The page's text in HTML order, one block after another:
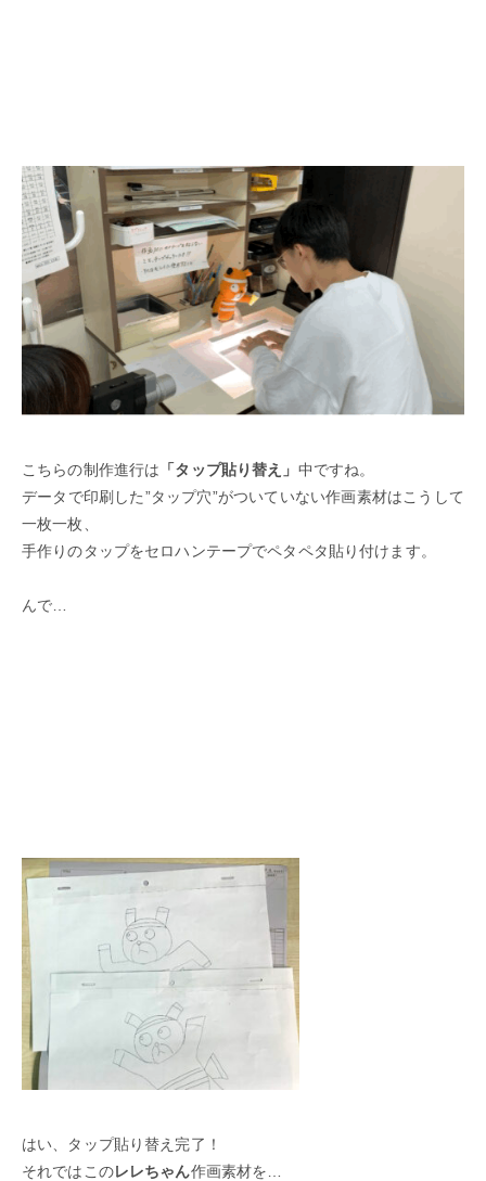
こちらの制作進行は 「タップ貼り替え」 中ですね。
データで印刷した”タップ穴”がついていない作画素材はこうして
一枚一枚、
手作りのタップをセロハンテープでペタペタ貼り付けます。
んで…
はい、タップ貼り替え完了！
それではこのレレちゃん作画素材を…